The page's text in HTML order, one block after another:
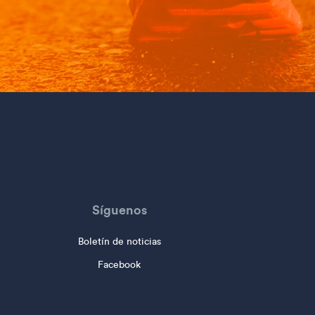
Síguenos
Boletín de noticias
Facebook